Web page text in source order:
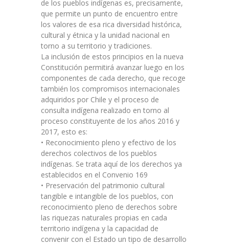
de los pueblos indígenas es, precisamente,
que permite un punto de encuentro entre
los valores de esa rica diversidad histórica,
cultural y étnica y la unidad nacional en
torno a su territorio y tradiciones.
La inclusión de estos principios en la nueva
Constitución permitirá avanzar luego en los
componentes de cada derecho, que recoge
también los compromisos internacionales
adquiridos por Chile y el proceso de
consulta indígena realizado en torno al
proceso constituyente de los años 2016 y
2017, esto es:
• Reconocimiento pleno y efectivo de los
derechos colectivos de los pueblos
indígenas. Se trata aquí de los derechos ya
establecidos en el Convenio 169
• Preservación del patrimonio cultural
tangible e intangible de los pueblos, con
reconocimiento pleno de derechos sobre
las riquezas naturales propias en cada
territorio indígena y la capacidad de
convenir con el Estado un tipo de desarrollo